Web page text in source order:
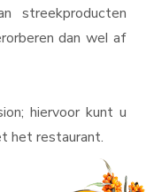
streekproducten
dan wel af
hiervoor kunt u
het restaurant.